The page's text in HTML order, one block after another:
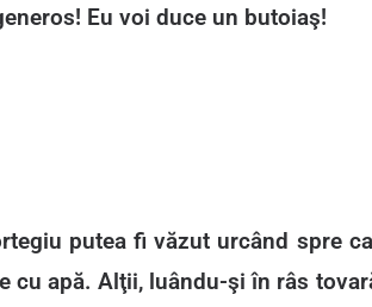
Eu voi duce un butoiaş!
putea fi văzut urcând spre
cu apă. Alţii, luându-şi în râs